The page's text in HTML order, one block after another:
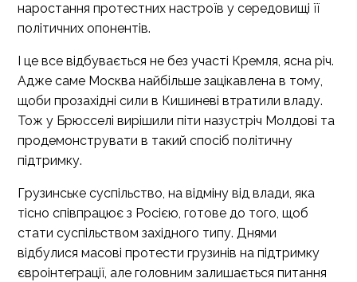
наростання протестних настроїв у середовищі її
політичних опонентів.
І це все відбувається не без участі Кремля, ясна річ.
Адже саме Москва найбільше зацікавлена в тому,
щоби прозахідні сили в Кишиневі втратили владу.
Тож у Брюсселі вирішили піти назустріч Молдові та
продемонструвати в такий спосіб політичну
підтримку.
Грузинське суспільство, на відміну від влади, яка
тісно співпрацює з Росією, готове до того, щоб
стати суспільством західного типу. Днями
відбулися масові протести грузинів на підтримку
євроінтеграції, але головним залишається питання